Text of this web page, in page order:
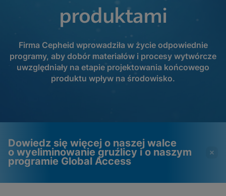
produktami
Firma Cepheid wprowadziła w życie odpowiednie
programy, aby dobór materiałów i procesy wytwórcze
uwzględniały na etapie projektowania końcowego
produktu wpływ na środowisko.
Dowiedz się więcej o naszej walce
o wyeliminowanie gruźlicy i o naszym
programie Global Access